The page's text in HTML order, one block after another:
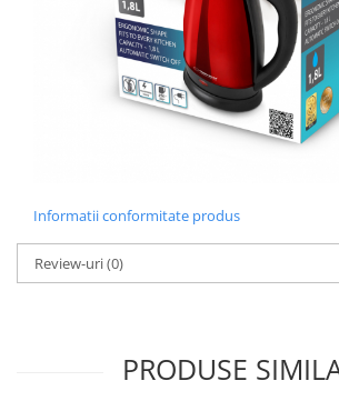
Informatii conformitate produs
Review-uri(0)
PRODUSE